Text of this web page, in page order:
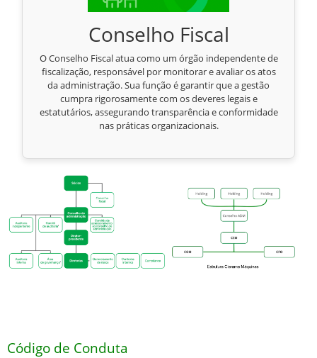
Conselho Fiscal
O Conselho Fiscal atua como um órgão independente de
fiscalização, responsável por monitorar e avaliar os atos
da administração. Sua função é garantir que a gestão
cumpra rigorosamente com os deveres legais e
estatutários, assegurando transparência e conformidade
nas práticas organizacionais.
Código de Conduta